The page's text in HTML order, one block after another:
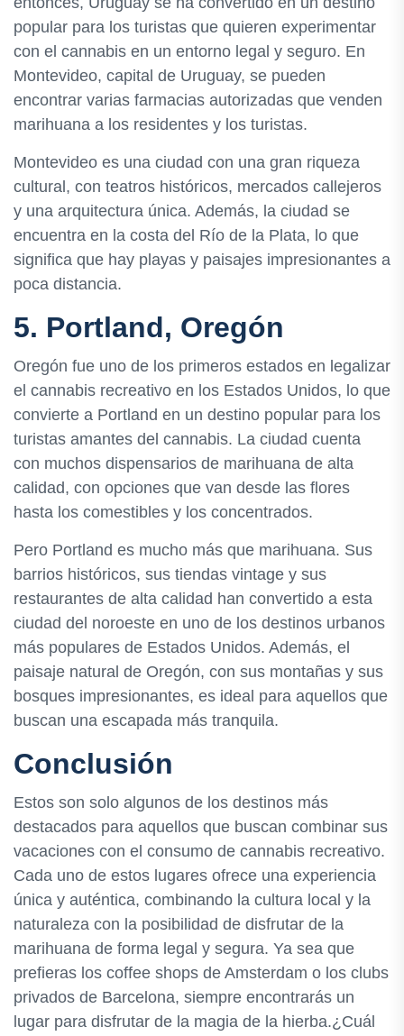
popular para los turistas que quieren experimentar
con el cannabis en un entorno legal y seguro. En
Montevideo, capital de Uruguay, se pueden
encontrar varias farmacias autorizadas que venden
marihuana a los residentes y los turistas.
Montevideo es una ciudad con una gran riqueza
cultural, con teatros históricos, mercados callejeros
y una arquitectura única. Además, la ciudad se
encuentra en la costa del Río de la Plata, lo que
significa que hay playas y paisajes impresionantes a
poca distancia.
5. Portland, Oregón
Oregón fue uno de los primeros estados en legalizar
el cannabis recreativo en los Estados Unidos, lo que
convierte a Portland en un destino popular para los
turistas amantes del cannabis. La ciudad cuenta
con muchos dispensarios de marihuana de alta
calidad, con opciones que van desde las flores
hasta los comestibles y los concentrados.
Pero Portland es mucho más que marihuana. Sus
barrios históricos, sus tiendas vintage y sus
restaurantes de alta calidad han convertido a esta
ciudad del noroeste en uno de los destinos urbanos
más populares de Estados Unidos. Además, el
paisaje natural de Oregón, con sus montañas y sus
bosques impresionantes, es ideal para aquellos que
buscan una escapada más tranquila.
Conclusión
Estos son solo algunos de los destinos más
destacados para aquellos que buscan combinar sus
vacaciones con el consumo de cannabis recreativo.
Cada uno de estos lugares ofrece una experiencia
única y auténtica, combinando la cultura local y la
naturaleza con la posibilidad de disfrutar de la
marihuana de forma legal y segura. Ya sea que
prefieras los coffee shops de Amsterdam o los clubs
privados de Barcelona, siempre encontrarás un
lugar para disfrutar de la magia de la hierba.¿Cuál